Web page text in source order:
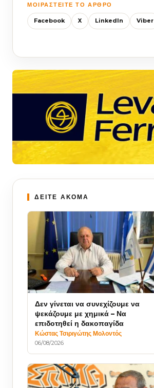
ΜΟΙΡΑΣΤΕΊΤΕ ΤΟ ΆΡΘΡΟ
Facebook X LinkedIn Viber
ΔΕΙΤΕ ΑΚΟΜΑ
Δεν γίνεται να συνεχίζουμε να
ψεκάζουμε με χημικά – Να
επιδοτηθεί η δακοπαγίδα
Κώστας Τσιριγώτης Μολοντός
06/08/2026